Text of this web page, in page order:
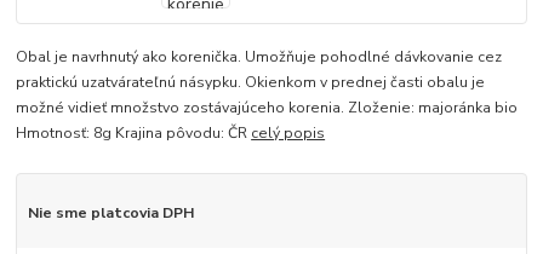
Obal je navrhnutý ako korenička. Umožňuje pohodlné dávkovanie cez
praktickú uzatvárateľnú násypku. Okienkom v prednej časti obalu je
možné vidieť množstvo zostávajúceho korenia. Zloženie: majoránka bio
Hmotnosť: 8g Krajina pôvodu: ČR celý popis
Nie sme platcovia DPH